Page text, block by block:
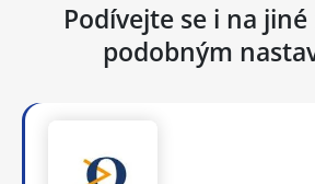
Podívejte se i na
podobným